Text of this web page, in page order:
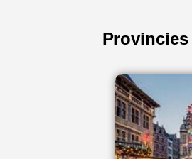
Provincies